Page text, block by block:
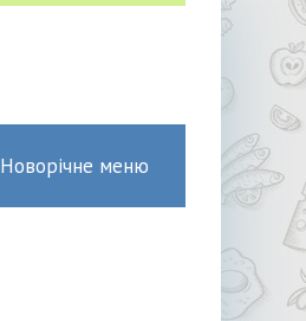
Новорічне меню